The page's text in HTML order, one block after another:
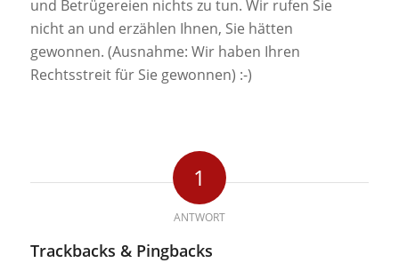
und Betrügereien nichts zu tun. Wir rufen Sie
nicht an und erzählen Ihnen, Sie hätten
gewonnen. (Ausnahme: Wir haben Ihren
Rechtsstreit für Sie gewonnen) :-)
1
ANTWORT
Trackbacks & Pingbacks